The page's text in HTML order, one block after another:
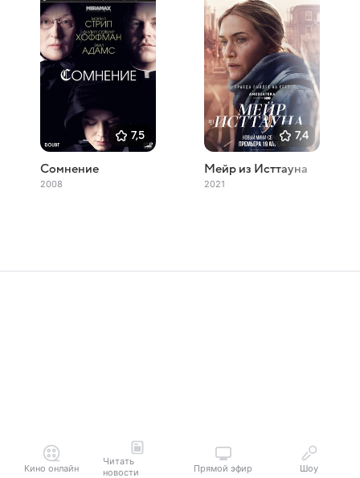
7,5
Сомнение
2008
7,4
Мейр из Исттауна
2021
Кино онлайн
Читать
новости
Прямой эфир Шоу